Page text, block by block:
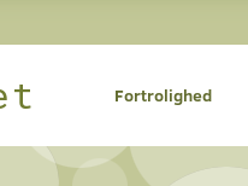
Fortrolighed